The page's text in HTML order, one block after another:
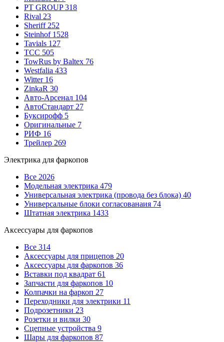
PT GROUP 318
Rival 23
Sheriff 252
Steinhof 1528
Tavials 127
TCC 505
TowRus by Baltex 76
Westfalia 433
Witter 16
ZinkaR 30
Авто-Арсенал 104
АвтоСтандарт 27
Буксирофф 5
Оригинальные 7
РИФ 16
Трейлер 269
Электрика для фаркопов
Все 2026
Модельная электрика 479
Универсальная электрика (провода без блока) 40
Универсальные блоки согласованаия 74
Штатная электрика 1433
Аксессуары для фаркопов
Все 314
Аксессуары для прицепов 20
Аксессуары для фаркопов 36
Вставки под квадрат 61
Запчасти для фаркопов 10
Колпачки на фаркоп 27
Переходники для электрики 11
Подрозетники 23
Розетки и вилки 30
Сцепные устройства 9
Шары для фаркопов 87